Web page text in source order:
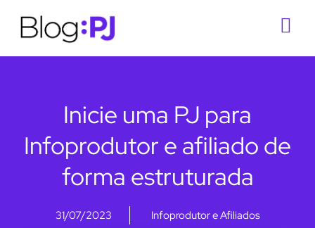
Inicie uma PJ para
Infoprodutor e afiliado de
forma estruturada
31/07/2023 Infoprodutor e Afiliados